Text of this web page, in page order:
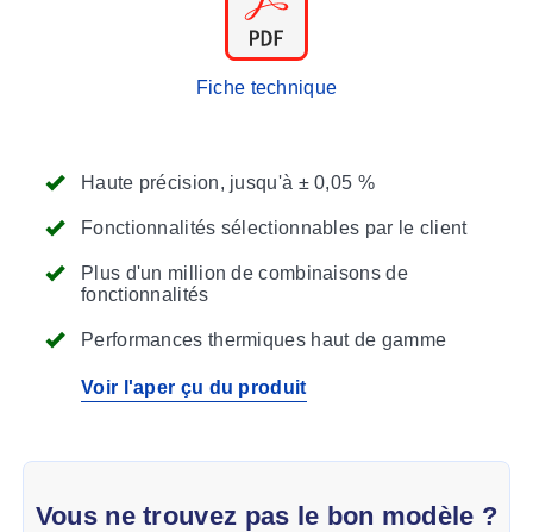
Haute précision, jusqu'à ± 0,05 %
Fonctionnalités sélectionnables par le client
Plus d'un million de combinaisons de
fonctionnalités
Performances thermiques haut de gamme
Voir l'aper çu du produit
Fiche technique
Vous ne trouvez pas le bon modèle ?